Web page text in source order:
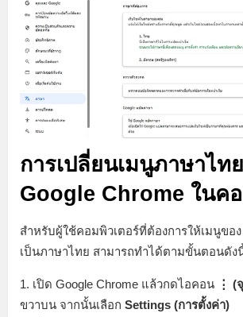
การเปลี่ยนเมนูภาษาไท
Google Chrome ในค
สำหรับผู้ใช้คอมพิวเตอร์ที่ต้องการให้เมนูขอ
เป็นภาษาไทย สามารถทำได้ตามขั้นตอนดัง
1. เปิด Google Chrome แล้วกดไอคอน ⋮ (
ขวาบน จากนั้นเลือก Settings (การตั้งค่า)